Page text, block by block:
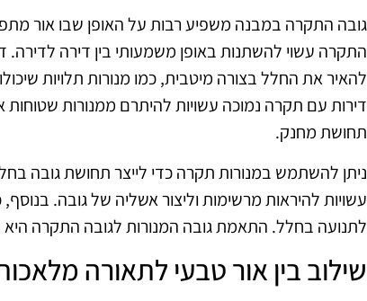
גובה התקרה במבנה משפיע רבות על האופן שבו אור
התקרה עשוי להשתנות באופן משמעותי בין דירה לדירה.
להאיר את החלל בצורה מיטבית, כמו מנורות תלויות
דירות עם תקרה נמוכה עשויות להיתרם ממנורות שטוחות
תחושת מחנק.
ניתן להשתמש במנורות תקרה כדי לייצר תחושת גובה בחלל
עשויות להיראות מרשימות וליצור אשליה של גובה.
לתנועה בחלל. התאמת גובה המנורות לגובה התקרה
שילוב בין אור טבעי לתאורה